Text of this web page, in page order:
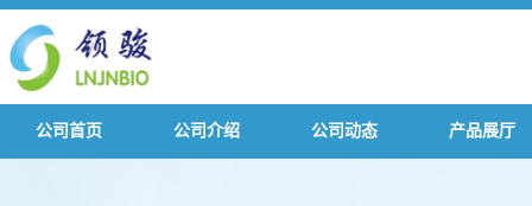
公司首页 公司介绍 公司动态 产品展厅